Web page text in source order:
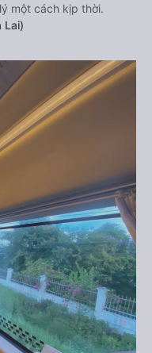
một cách kịp thời.
Lai)